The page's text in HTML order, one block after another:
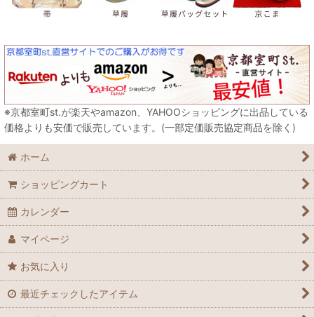
※京都室町st.が楽天やamazon、YAHOOショッピングに出品している
価格よりも安価で販売しています。(一部定価販売協定商品を除く)
ホーム
ショッピングカート
カレンダー
マイページ
お気に入り
最近チェックしたアイテム